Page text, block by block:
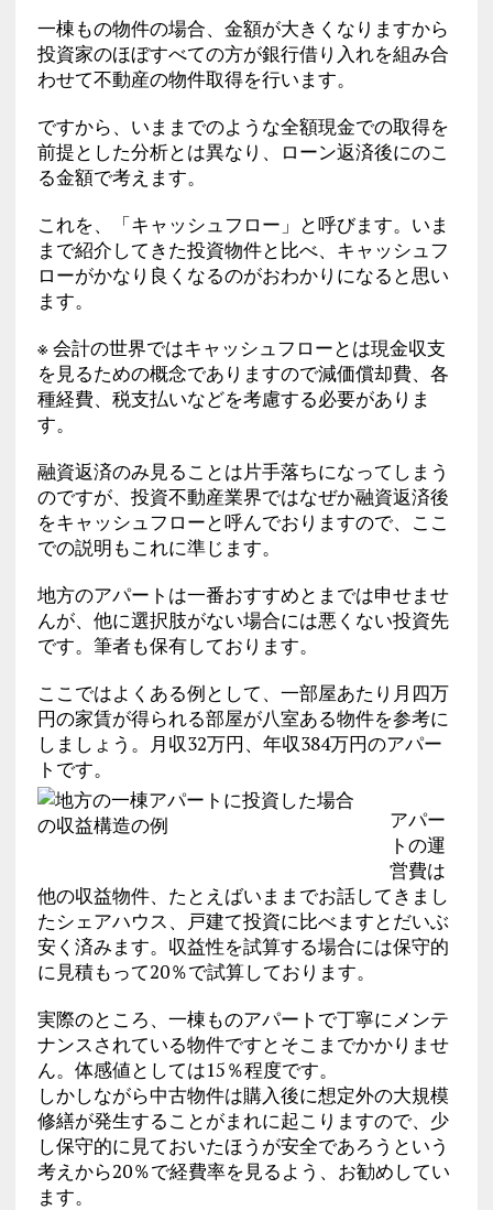
一棟もの物件の場合、金額が大きくなりますから
投資家のほぼすべての方が銀行借り入れを組み合
わせて不動産の物件取得を行います。
ですから、いままでのような全額現金での取得を
前提とした分析とは異なり、ローン返済後にのこ
る金額で考えます。
これを、「キャッシュフロー」と呼びます。いま
まで紹介してきた投資物件と比べ、キャッシュフ
ローがかなり良くなるのがおわかりになると思い
ます。
※ 会計の世界ではキャッシュフローとは現金収支
を見るための概念でありますので減価償却費、各
種経費、税支払いなどを考慮する必要がありま
す。
融資返済のみ見ることは片手落ちになってしまう
のですが、投資不動産業界ではなぜか融資返済後
をキャッシュフローと呼んでおりますので、ここ
での説明もこれに準じます。
地方のアパートは一番おすすめとまでは申せませ
んが、他に選択肢がない場合には悪くない投資先
です。筆者も保有しております。
ここではよくある例として、一部屋あたり月四万
円の家賃が得られる部屋が八室ある物件を参考に
しましょう。月収32万円、年収384万円のアパー
トです。
アパー
トの運
営費は
他の収益物件、たとえばいままでお話してきまし
たシェアハウス、戸建て投資に比べますとだいぶ
安く済みます。収益性を試算する場合には保守的
に見積もって20％で試算しております。
実際のところ、一棟ものアパートで丁寧にメンテ
ナンスされている物件ですとそこまでかかりませ
ん。体感値としては15％程度です。
しかしながら中古物件は購入後に想定外の大規模
修繕が発生することがまれに起こりますので、少
し保守的に見ておいたほうが安全であろうという
考えから20％で経費率を見るよう、お勧めしてい
ます。